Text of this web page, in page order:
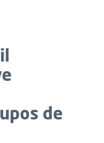
de